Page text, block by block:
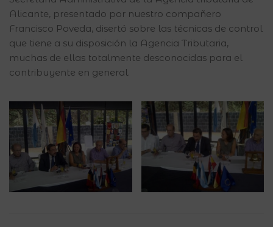
Alicante, presentado por nuestro compañero
Francisco Poveda, disertó sobre las técnicas de control
que tiene a su disposición la Agencia Tributaria,
muchas de ellas totalmente desconocidas para el
contribuyente en general.